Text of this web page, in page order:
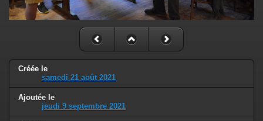
Créée le
samedi 21 août 2021
Ajoutée le
jeudi 9 septembre 2021